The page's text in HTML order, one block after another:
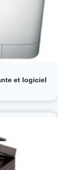
et logiciel